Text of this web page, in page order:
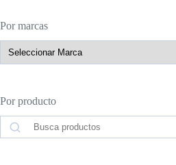
Por marcas
Por producto
Search